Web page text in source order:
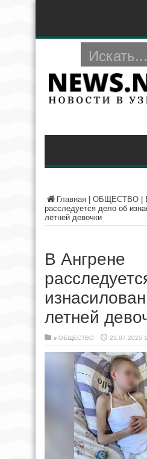
Главная ОБЩЕСТВО
расследуется дело об
летней девочки
В Ангрене
летней
в ОБЩЕСТВО 23.07.2025